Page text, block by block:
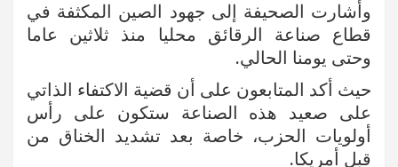
وأشارت الصحيفة إلى جهود الصين المكثفة في
قطاع صناعة الرقائق محليا منذ ثلاثين عاما
وحتى يومنا الحالي.
حيث أكد المتابعون على أن قضية الاكتفاء الذاتي
على صعيد هذه الصناعة ستكون على رأس
أولويات الحزب، خاصة بعد تشديد الخناق من
قبل أمريكا.